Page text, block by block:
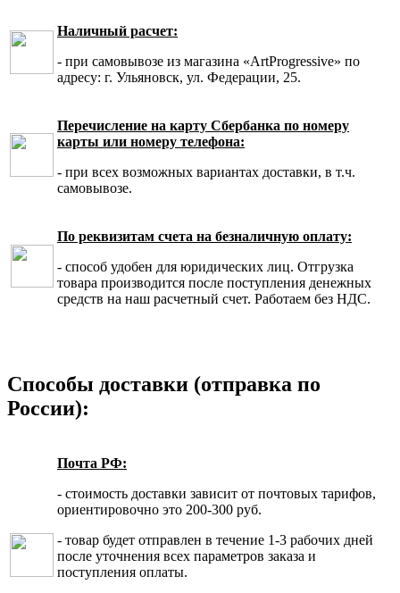
Наличный расчет:
- при самовывозе из магазина «ArtProgressive» по
адресу: г. Ульяновск, ул. Федерации, 25.
Перечисление на карту Сбербанка по номеру
карты или номеру телефона:
- при всех возможных вариантах доставки, в т.ч.
самовывозе.
По реквизитам счета на безналичную оплату:
- способ удобен для юридических лиц. Отгрузка
товара производится после поступления денежных
средств на наш расчетный счет. Работаем без НДС.
Способы доставки (отправка по
России):
Почта РФ:
- стоимость доставки зависит от почтовых тарифов,
ориентировочно это 200-300 руб.
- товар будет отправлен в течение 1-3 рабочих дней
после уточнения всех параметров заказа и
поступления оплаты.